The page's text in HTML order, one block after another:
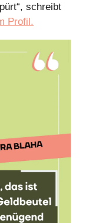
schreibt
Profil.